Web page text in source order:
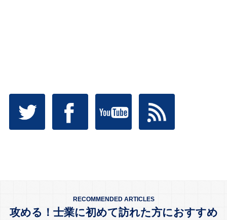
RECOMMENDED ARTICLES
攻める！士業に初めて訪れた方におすすめ